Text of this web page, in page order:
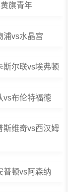
旗青年
浦vs水晶宫
斯尔联vs埃弗顿
vs布伦特福德
斯维奇vs西汉姆
普顿vs阿森纳